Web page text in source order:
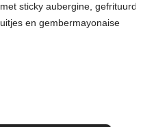
met sticky aubergine,
uitjes en gembermayonaise